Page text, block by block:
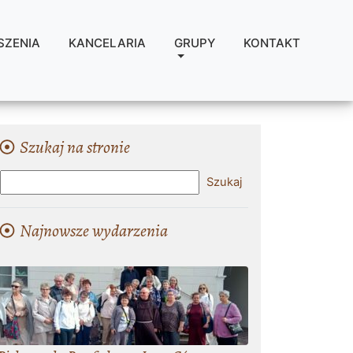
KANCELARIA GRUPY KONTAKT
Szukaj na stronie
Najnowsze wydarzenia